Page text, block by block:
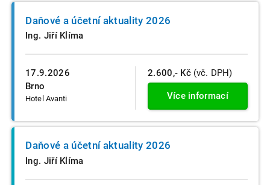
17.9.2026
Brno
Hotel Avanti
Daňové a účetní aktuality 2026
Ing. Jiří Klíma
2.600,- Kč (vč. DPH)
Více informací
Daňové a účetní aktuality 2026
Ing. Jiří Klíma